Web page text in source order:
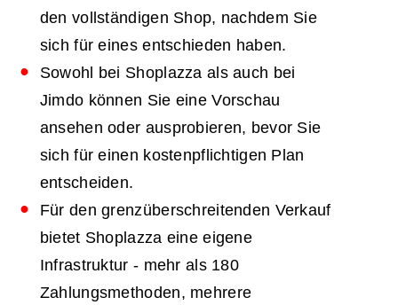
den vollständigen Shop, nachdem Sie
sich für eines entschieden haben.
Sowohl bei Shoplazza als auch bei
Jimdo können Sie eine Vorschau
ansehen oder ausprobieren, bevor Sie
sich für einen kostenpflichtigen Plan
entscheiden.
Für den grenzüberschreitenden Verkauf
bietet Shoplazza eine eigene
Infrastruktur - mehr als 180
Zahlungsmethoden, mehrere